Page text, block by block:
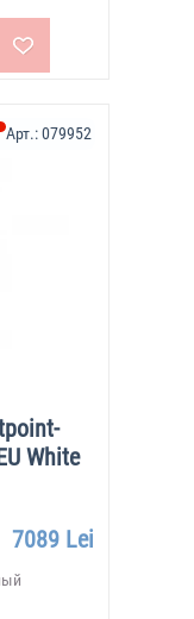
White
Арт.:079952
7089 Lei